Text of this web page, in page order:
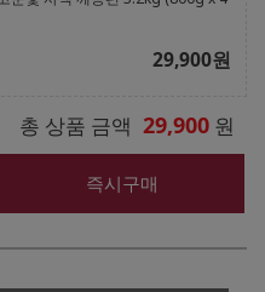
29,900원
총 상품 금액 29,900 원
즉시구매